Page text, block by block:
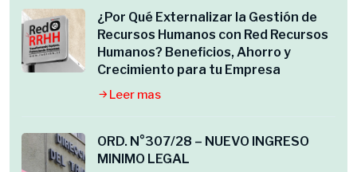
¿Por Qué Externalizar la Gestión de
Recursos Humanos con Red Recursos
Humanos? Beneficios, Ahorro y
Crecimiento para tu Empresa
Leer mas
ORD. N°307/28 – NUEVO INGRESO
MINIMO LEGAL